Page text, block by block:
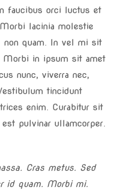
faucibus orci luctus et
lacinia molestie
non quam. In vel mi sit
Morbi in ipsum sit amet
nunc, viverra nec,
tincidunt
enim. Curabitur sit
pulvinar ullamcorper.
Cras metus. Sed
id quam. Morbi mi.